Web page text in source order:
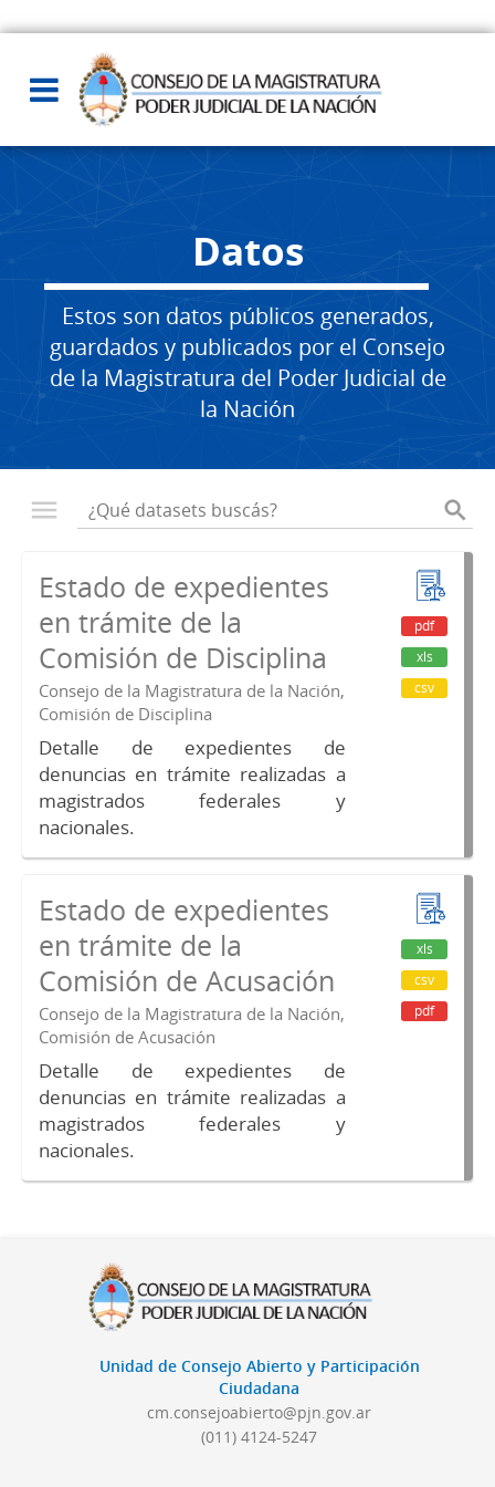
Datos
Estos son datos públicos generados,
guardados y publicados por el Consejo
de la Magistratura del Poder Judicial de
la Nación
Estado de expedientes
en trámite de la
Comisión de Disciplina
Consejo de la Magistratura de la Nación,
Comisión de Disciplina
Detalle de expedientes de
denuncias en trámite realizadas a
magistrados federales y
nacionales.
pdf
xls
csv
Estado de expedientes
en trámite de la
Comisión de Acusación
Consejo de la Magistratura de la Nación,
Comisión de Acusación
Detalle de expedientes de
denuncias en trámite realizadas a
magistrados federales y
nacionales.
xls
csv
pdf
Unidad de Consejo Abierto y Participación
Ciudadana
cm.consejoabierto@pjn.gov.ar
(011) 4124-5247